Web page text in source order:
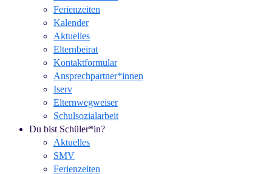
Ferienzeiten
Kalender
Aktuelles
Elternbeirat
Kontaktformular
Ansprechpartner*innen
Iserv
Elternwegweiser
Schulsozialarbeit
Du bist Schüler*in?
Aktuelles
SMV
Ferienzeiten